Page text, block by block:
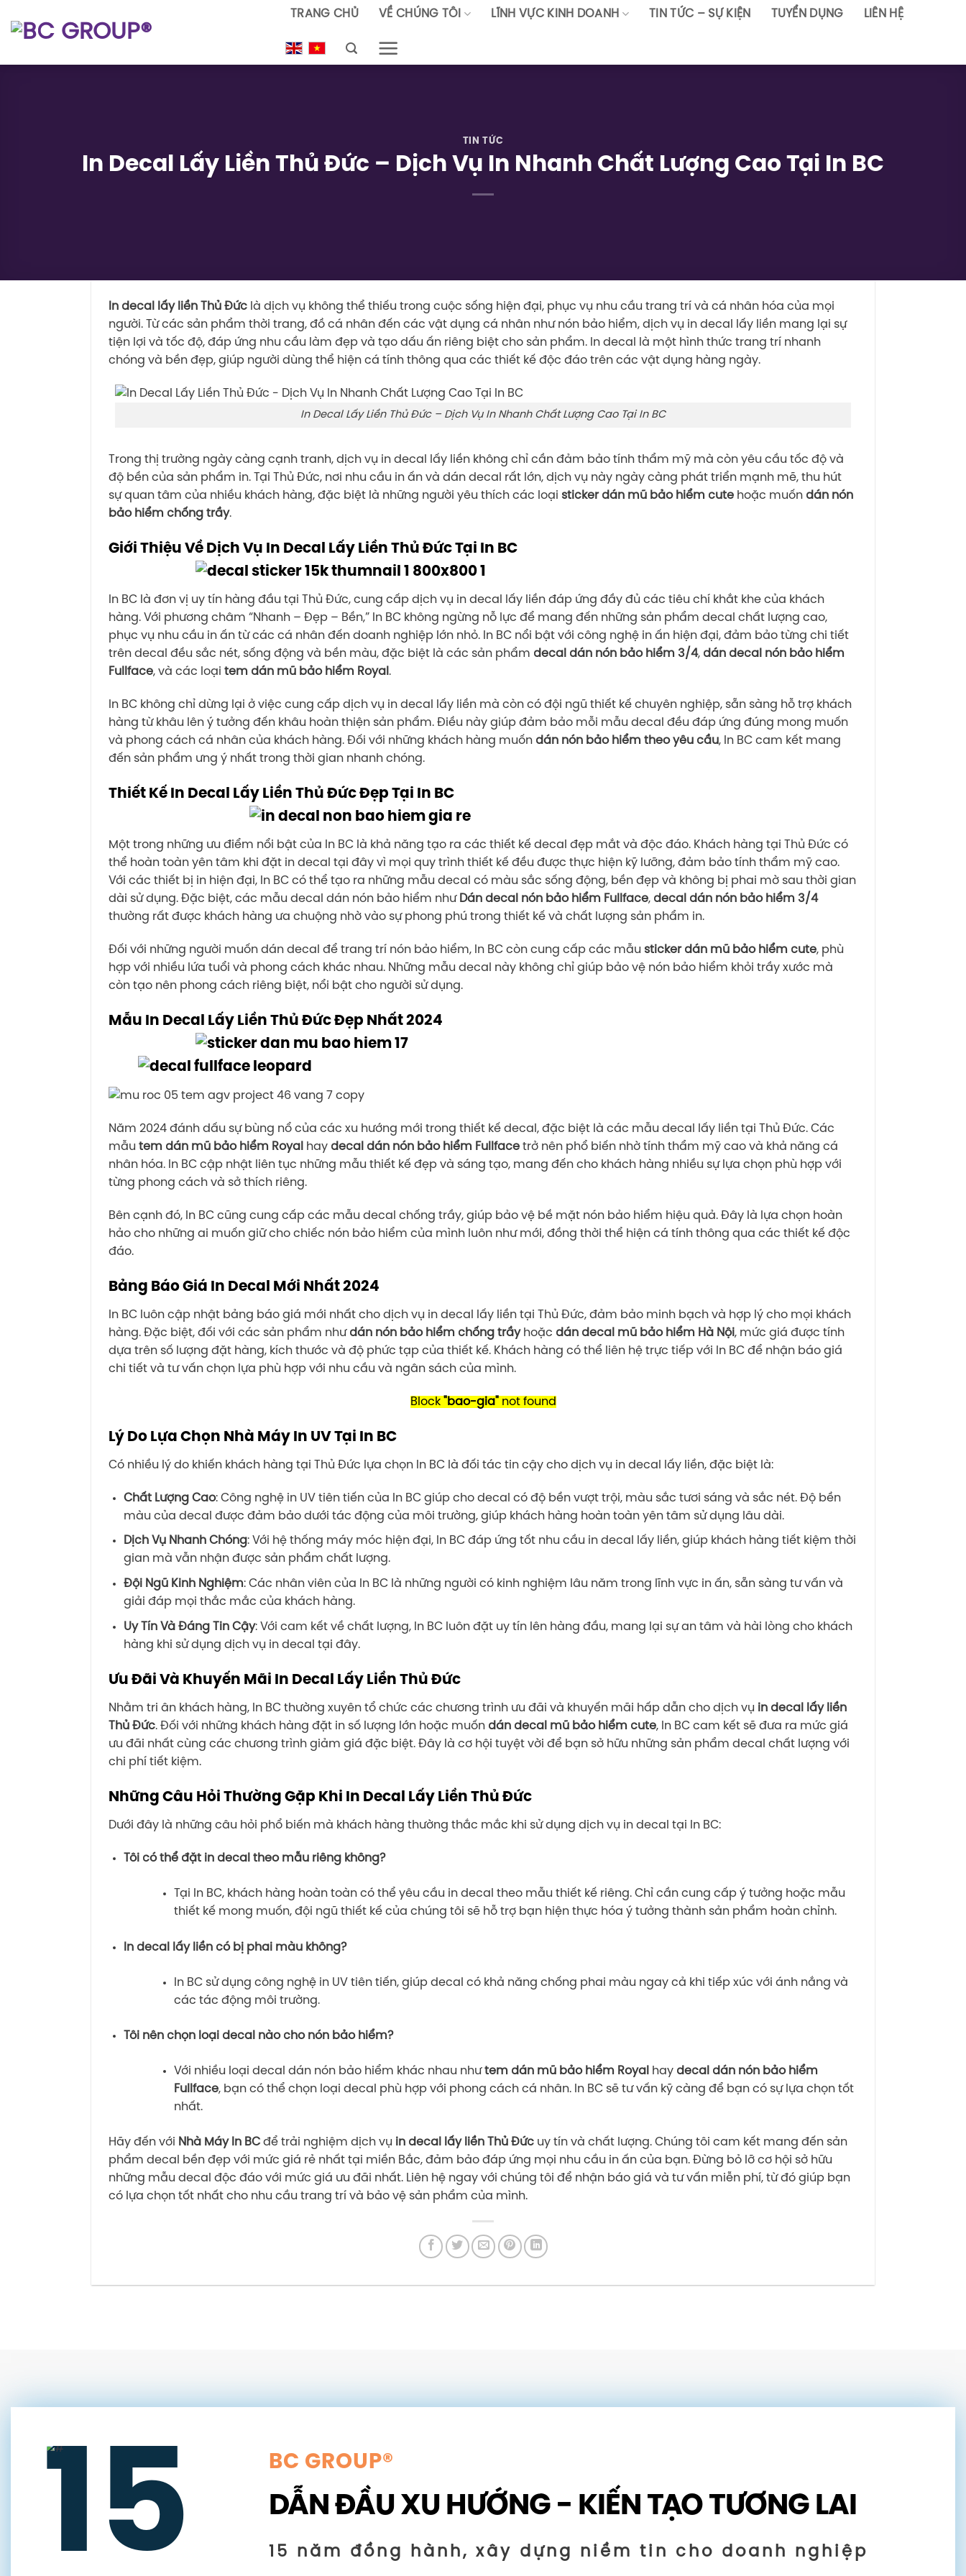
TRANG CHỦ VỀ CHÚNG TÔI LĨNH VỰC KINH DOANH TIN TỨC – SỰ KIỆN TUYỂN DỤNG LIÊN HỆ
TIN TỨC
In Decal Lấy Liền Thủ Đức – Dịch Vụ In Nhanh Chất Lượng Cao Tại In BC
In decal lấy liền Thủ Đức là dịch vụ không thể thiếu trong cuộc sống hiện đại, phục vụ nhu cầu trang trí và cá nhân hóa của mọi
người. Từ các sản phẩm thời trang, đồ cá nhân đến các vật dụng cá nhân như nón bảo hiểm, dịch vụ in decal lấy liền mang lại sự
tiện lợi và tốc độ, đáp ứng nhu cầu làm đẹp và tạo dấu ấn riêng biệt cho sản phẩm. In decal là một hình thức trang trí nhanh
chóng và bền đẹp, giúp người dùng thể hiện cá tính thông qua các thiết kế độc đáo trên các vật dụng hàng ngày.
In Decal Lấy Liền Thủ Đức – Dịch Vụ In Nhanh Chất Lượng Cao Tại In BC
Trong thị trường ngày càng cạnh tranh, dịch vụ in decal lấy liền không chỉ cần đảm bảo tính thẩm mỹ mà còn yêu cầu tốc độ và
độ bền của sản phẩm in. Tại Thủ Đức, nơi nhu cầu in ấn và dán decal rất lớn, dịch vụ này ngày càng phát triển mạnh mẽ, thu hút
sự quan tâm của nhiều khách hàng, đặc biệt là những người yêu thích các loại sticker dán mũ bảo hiểm cute hoặc muốn dán nón
bảo hiểm chống trầy.
Giới Thiệu Về Dịch Vụ In Decal Lấy Liền Thủ Đức Tại In BC
In BC là đơn vị uy tín hàng đầu tại Thủ Đức, cung cấp dịch vụ in decal lấy liền đáp ứng đầy đủ các tiêu chí khắt khe của khách
hàng. Với phương châm “Nhanh – Đẹp – Bền,” In BC không ngừng nỗ lực để mang đến những sản phẩm decal chất lượng cao,
phục vụ nhu cầu in ấn từ các cá nhân đến doanh nghiệp lớn nhỏ. In BC nổi bật với công nghệ in ấn hiện đại, đảm bảo từng chi tiết
trên decal đều sắc nét, sống động và bền màu, đặc biệt là các sản phẩm decal dán nón bảo hiểm 3/4, dán decal nón bảo hiểm
Fullface, và các loạitem dán mũ bảo hiểm Royal .
In BC không chỉ dừng lại ở việc cung cấp dịch vụ in decal lấy liền mà còn có đội ngũ thiết kế chuyên nghiệp, sẵn sàng hỗ trợ khách
hàng từ khâu lên ý tưởng đến khâu hoàn thiện sản phẩm. Điều này giúp đảm bảo mỗi mẫu decal đều đáp ứng đúng mong muốn
và phong cách cá nhân của khách hàng. Đối với những khách hàng muốn dán nón bảo hiểm theo yêu cầu, In BC cam kết mang
đến sản phẩm ưng ý nhất trong thời gian nhanh chóng.
Thiết Kế In Decal Lấy Liền Thủ Đức Đẹp Tại In BC
Một trong những ưu điểm nổi bật của In BC là khả năng tạo ra các thiết kế decal đẹp mắt và độc đáo. Khách hàng tại Thủ Đức có
thể hoàn toàn yên tâm khi đặt in decal tại đây vì mọi quy trình thiết kế đều được thực hiện kỹ lưỡng, đảm bảo tính thẩm mỹ cao.
Với các thiết bị in hiện đại, In BC có thể tạo ra những mẫu decal có màu sắc sống động, bền đẹp và không bị phai mờ sau thời gian
dài sử dụng. Đặc biệt, các mẫu decal dán nón bảo hiểm như Dán decal nón bảo hiểm Fullface, decal dán nón bảo hiểm 3/4
thường rất được khách hàng ưa chuộng nhờ vào sự phong phú trong thiết kế và chất lượng sản phẩm in.
Đối với những người muốn dán decal để trang trí nón bảo hiểm, In BC còn cung cấp các mẫu sticker dán mũ bảo hiểm cute, phù
hợp với nhiều lứa tuổi và phong cách khác nhau. Những mẫu decal này không chỉ giúp bảo vệ nón bảo hiểm khỏi trầy xước mà
còn tạo nên phong cách riêng biệt, nổi bật cho người sử dụng.
Mẫu In Decal Lấy Liền Thủ Đức Đẹp Nhất 2024
Năm 2024 đánh dấu sự bùng nổ của các xu hướng mới trong thiết kế decal, đặc biệt là các mẫu decal lấy liền tại Thủ Đức. Các
mẫutem dán mũ bảo hiểm Royal hay decal dán nón bảo hiểm Fullface trở nên phổ biến nhờ tính thẩm mỹ cao và khả năng cá
nhân hóa. In BC cập nhật liên tục những mẫu thiết kế đẹp và sáng tạo, mang đến cho khách hàng nhiều sự lựa chọn phù hợp với
từng phong cách và sở thích riêng.
Bên cạnh đó, In BC cũng cung cấp các mẫu decal chống trầy, giúp bảo vệ bề mặt nón bảo hiểm hiệu quả. Đây là lựa chọn hoàn
hảo cho những ai muốn giữ cho chiếc nón bảo hiểm của mình luôn như mới, đồng thời thể hiện cá tính thông qua các thiết kế độc
đáo.
Bảng Báo Giá In Decal Mới Nhất 2024
In BC luôn cập nhật bảng báo giá mới nhất cho dịch vụ in decal lấy liền tại Thủ Đức, đảm bảo minh bạch và hợp lý cho mọi khách
hàng. Đặc biệt, đối với các sản phẩm như dán nón bảo hiểm chống trầyhoặc dán decal mũ bảo hiểm Hà Nội, mức giá được tính
dựa trên số lượng đặt hàng, kích thước và độ phức tạp của thiết kế. Khách hàng có thể liên hệ trực tiếp với In BC để nhận báo giá
chi tiết và tư vấn chọn lựa phù hợp với nhu cầu và ngân sách của mình.
Block "bao-gia"not found
Lý Do Lựa Chọn Nhà Máy In UV Tại In BC
Có nhiều lý do khiến khách hàng tại Thủ Đức lựa chọn In BC là đối tác tin cậy cho dịch vụ in decal lấy liền, đặc biệt là:
Chất Lượng Cao: Công nghệ in UV tiên tiến của In BC giúp cho decal có độ bền vượt trội, màu sắc tươi sáng và sắc nét. Độ bền
màu của decal được đảm bảo dưới tác động của môi trường, giúp khách hàng hoàn toàn yên tâm sử dụng lâu dài.
Dịch Vụ Nhanh Chóng: Với hệ thống máy móc hiện đại, In BC đáp ứng tốt nhu cầu in decal lấy liền, giúp khách hàng tiết kiệm thời
gian mà vẫn nhận được sản phẩm chất lượng.
Đội Ngũ Kinh Nghiệm: Các nhân viên của In BC là những người có kinh nghiệm lâu năm trong lĩnh vực in ấn, sẵn sàng tư vấn và
giải đáp mọi thắc mắc của khách hàng.
Uy Tín Và Đáng Tin Cậy: Với cam kết về chất lượng, In BC luôn đặt uy tín lên hàng đầu, mang lại sự an tâm và hài lòng cho khách
hàng khi sử dụng dịch vụ in decal tại đây.
Ưu Đãi Và Khuyến Mãi In Decal Lấy Liền Thủ Đức
Nhằm tri ân khách hàng, In BC thường xuyên tổ chức các chương trình ưu đãi và khuyến mãi hấp dẫn cho dịch vụ in decal lấy liền
Thủ Đức. Đối với những khách hàng đặt in số lượng lớn hoặc muốn dán decal mũ bảo hiểm cute, In BC cam kết sẽ đưa ra mức giá
ưu đãi nhất cùng các chương trình giảm giá đặc biệt. Đây là cơ hội tuyệt vời để bạn sở hữu những sản phẩm decal chất lượng với
chi phí tiết kiệm.
Những Câu Hỏi Thường Gặp Khi In Decal Lấy Liền Thủ Đức
Dưới đây là những câu hỏi phổ biến mà khách hàng thường thắc mắc khi sử dụng dịch vụ in decal tại In BC:
Tôi có thể đặt in decal theo mẫu riêng không?
Tại In BC, khách hàng hoàn toàn có thể yêu cầu in decal theo mẫu thiết kế riêng. Chỉ cần cung cấp ý tưởng hoặc mẫu
thiết kế mong muốn, đội ngũ thiết kế của chúng tôi sẽ hỗ trợ bạn hiện thực hóa ý tưởng thành sản phẩm hoàn chỉnh.
In decal lấy liền có bị phai màu không?
In BC sử dụng công nghệ in UV tiên tiến, giúp decal có khả năng chống phai màu ngay cả khi tiếp xúc với ánh nắng và
các tác động môi trường.
Tôi nên chọn loại decal nào cho nón bảo hiểm?
Với nhiều loại decal dán nón bảo hiểm khác nhau nhưtem dán mũ bảo hiểm Royal hay decal dán nón bảo hiểm
Fullface, bạn có thể chọn loại decal phù hợp với phong cách cá nhân. In BC sẽ tư vấn kỹ càng để bạn có sự lựa chọn tốt
nhất.
Hãy đến với Nhà Máy In BC để trải nghiệm dịch vụ in decal lấy liền Thủ Đức uy tín và chất lượng. Chúng tôi cam kết mang đến sản
phẩm decal bền đẹp với mức giá rẻ nhất tại miền Bắc, đảm bảo đáp ứng mọi nhu cầu in ấn của bạn. Đừng bỏ lỡ cơ hội sở hữu
những mẫu decal độc đáo với mức giá ưu đãi nhất. Liên hệ ngay với chúng tôi để nhận báo giá và tư vấn miễn phí, từ đó giúp bạn
có lựa chọn tốt nhất cho nhu cầu trang trí và bảo vệ sản phẩm của mình.
15 BC GROUP®
DẪN ĐẦU XU HƯỚNG - KIẾN TẠO TƯƠNG LAI
15 năm đồng hành, xây dựng niềm tin cho doanh nghiệp